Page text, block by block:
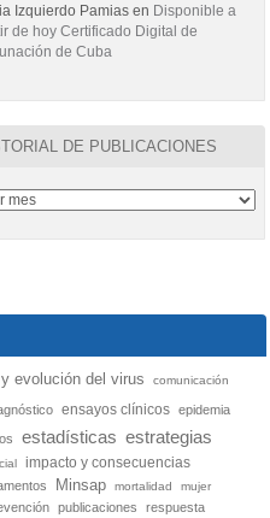
Izquierdo Pamias en Disponible a
de hoy Certificado Digital de
de Cuba
DE PUBLICACIONES
evolución del virus comunicación
ensayos clínicos epidemia
estadísticas estrategias
impacto y consecuencias
Minsap mortalidad
mujer
publicaciones
respuesta